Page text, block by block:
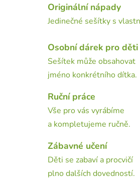
Originální nápady
Jedinečné sešítky s
Osobní dárek pro děti
Sešítek může obsahovat
jméno konkrétního dítka.
Ruční práce
Vše pro vás vyrábíme
a kompletujeme ručně.
Zábavné učení
Děti se zabaví a procvičí
plno dalších dovedností.